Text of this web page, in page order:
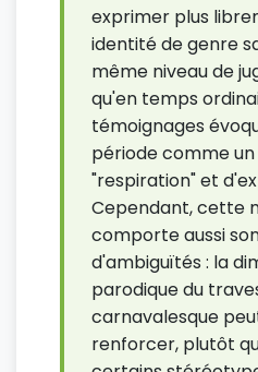
exprimer plus
identité de genre
même niveau de
qu'en temps
témoignages
période comme
"respiration" et
Cependant, cette
comporte aussi
d'ambiguïtés : la
parodique du
carnavalesque
renforcer, plutôt